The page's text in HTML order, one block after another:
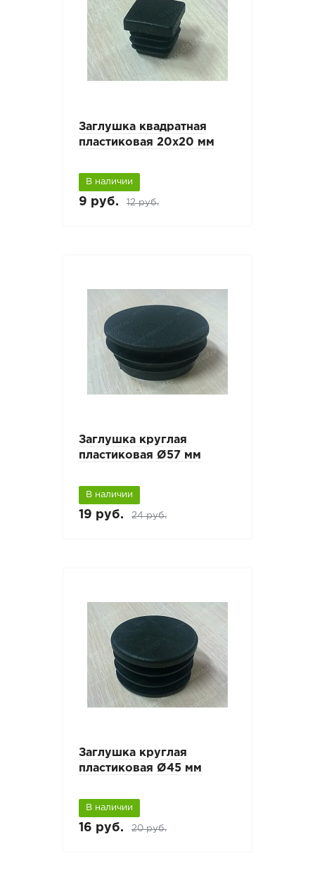
Заглушка квадратная
пластиковая 20х20 мм
В наличии
9 руб. 12 руб.
Заглушка круглая
пластиковая Ø57 мм
В наличии
19 руб. 24 руб.
Заглушка круглая
пластиковая Ø45 мм
В наличии
16 руб. 20 руб.